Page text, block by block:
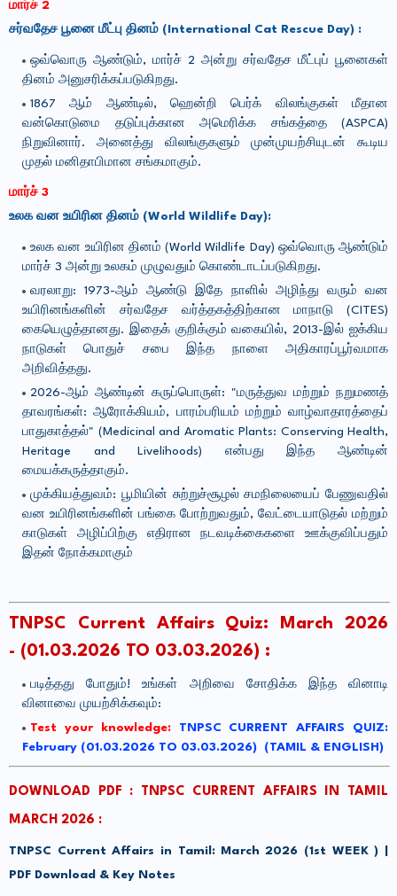
மார்ச்2
சர்வதேச பூனை மீட்பு தினம் (International Cat Rescue Day) :
ஒவ்வொரு ஆண்டும், மார்ச் 2 அன்று சர்வதேச மீட்புப் பூனைகள்
தினம் அனுசரிக்கப்படுகிறது.
1867 ஆம் ஆண்டில், ஹென்றி பெர்க் விலங்குகள் மீதான
வன்கொடுமை தடுப்புக்கான அமெரிக்க சங்கத்தை (ASPCA)
நிறுவினார். அனைத்து விலங்குகளும் முன்முயற்சியுடன் கூடிய
முதல் மனிதாபிமான சங்கமாகும்.
மார்ச்3
உலக வன உயிரின தினம் (World Wildlife Day):
உலக வன உயிரின தினம் (World Wildlife Day) ஒவ்வொரு ஆண்டும்
மார்ச் 3 அன்று உலகம் முழுவதும் கொண்டாடப்படுகிறது.
வரலாறு: 1973-ஆம் ஆண்டு இதே நாளில் அழிந்து வரும் வன
உயிரினங்களின் சர்வதேச வர்த்தகத்திற்கான மாநாடு (CITES)
கையெழுத்தானது. இதைக் குறிக்கும் வகையில், 2013-இல் ஐக்கிய
நாடுகள் பொதுச் சபை இந்த நாளை அதிகாரப்பூர்வமாக
அறிவித்தது.
2026-ஆம் ஆண்டின் கருப்பொருள்: "மருத்துவ மற்றும் நறுமணத்
தாவரங்கள்: ஆரோக்கியம், பாரம்பரியம் மற்றும் வாழ்வாதாரத்தைப்
பாதுகாத்தல்" (Medicinal and Aromatic Plants: Conserving Health,
Heritage and Livelihoods) என்பது இந்த ஆண்டின்
மையக்கருத்தாகும்.
முக்கியத்துவம்: பூமியின் சுற்றுச்சூழல் சமநிலையைப் பேணுவதில்
வன உயிரினங்களின் பங்கை போற்றுவதும், வேட்டையாடுதல் மற்றும்
காடுகள் அழிப்பிற்கு எதிரான நடவடிக்கைகளை ஊக்குவிப்பதும்
இதன் நோக்கமாகும்
TNPSC Current Affairs Quiz: March 2026
- (01.03.2026 TO 03.03.2026) :
படித்தது போதும்! உங்கள் அறிவை சோதிக்க இந்த வினாடி
வினாவை முயற்சிக்கவும்:
Test your knowledge:
TNPSC CURRENT AFFAIRS QUIZ:
February (01.03.2026 TO 03.03.2026) (TAMIL & ENGLISH)
DOWNLOAD PDF : TNPSC CURRENT AFFAIRS IN TAMIL
MARCH 2026 :
TNPSC Current Affairs in Tamil: March 2026 (1st WEEK ) |
PDF Download & Key Notes